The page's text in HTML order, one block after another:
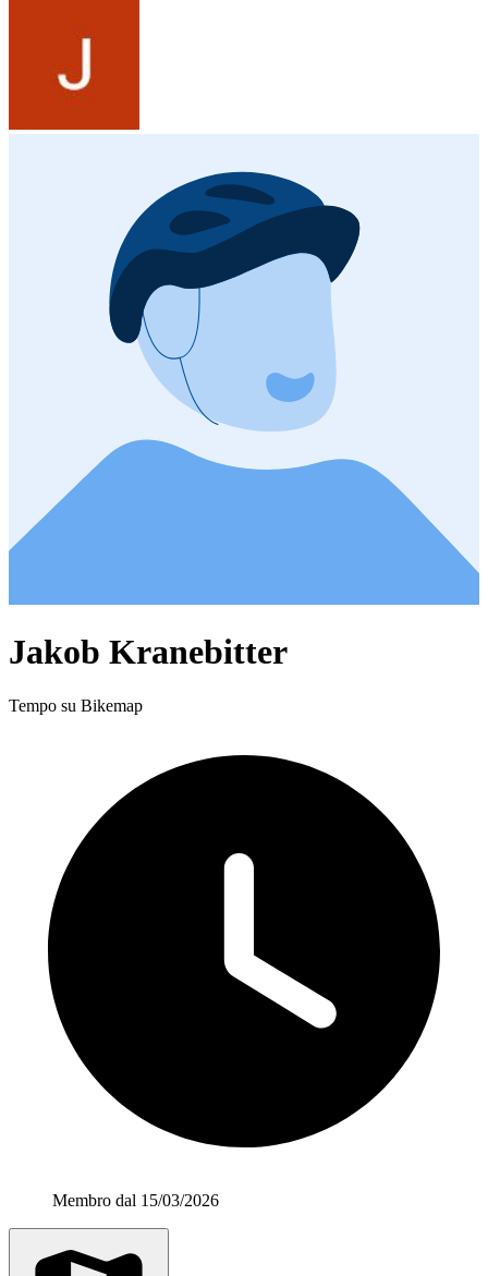
Jakob Kranebitter
Tempo su Bikemap
Membro dal 15/03/2026